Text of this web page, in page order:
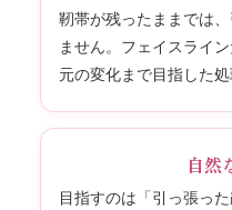
靭帯が残ったままでは
ません。フェイスライ
元の変化まで目指した処
自然
目指すのは「引っ張っ